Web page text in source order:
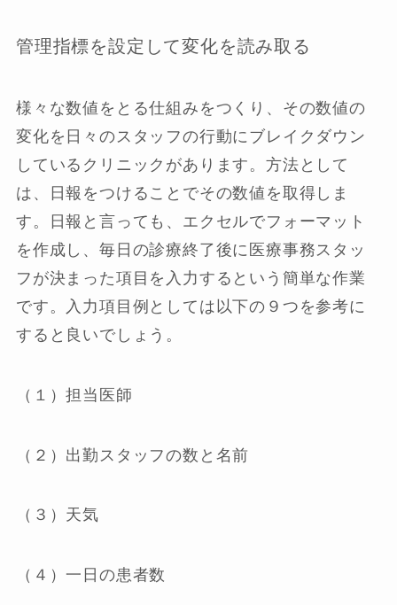
管理指標を設定して変化を読み取る
様々な数値をとる仕組みをつくり、その数値の
変化を日々のスタッフの行動にブレイクダウン
しているクリニックがあります。方法として
は、日報をつけることでその数値を取得しま
す。日報と言っても、エクセルでフォーマット
を作成し、毎日の診療終了後に医療事務スタッ
フが決まった項目を入力するという簡単な作業
です。入力項目例としては以下の９つを参考に
すると良いでしょう。
（１）担当医師
（２）出勤スタッフの数と名前
（３）天気
（４）一日の患者数